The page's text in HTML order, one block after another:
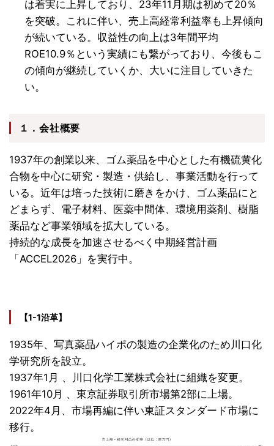
は着実に上昇しており、23年11月期は初めて20％
を突破。これに伴い、売上高経常利益率も上昇傾向
が続いている。収益性の向上は3年間平均
ROE10.9％という実績にも繋がっており、今後もこ
の傾向が継続していくか、大いに注目していきた
い。
１．会社概要
1937年の創業以来、ゴム薬品を中心とした有機硫黄化
合物を中心に研究・製造・供給し、事業活動を行って
いる。近年は培った技術に磨きをかけ、ゴム薬品にと
どまらず、電子材料、医薬中間体、環境用薬剤、樹脂
薬品など事業領域を拡大している。
持続的な成長を加速させるべく中期経営計画
「ACCEL2026」を実行中。
【1-1沿革】
1935年、写真薬品ハイポの製造の企業化のため川口化
学研究所を設立。
1937年1月 、川口化学工業株式会社に組織を変更。
1961年10月 、東京証券取引所市場第2部に上場。
2022年4月、市場再編に伴い東証スタンダード市場に
移行。